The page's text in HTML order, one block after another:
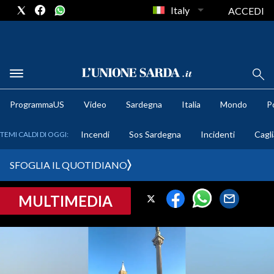
METEO
CRONACA SARDEGNA
Italy ACCEDI
ProgrammaUS Video Sardegna Italia Mondo
TEMI CALDI DI OGGI: Incendi Sos Sardegna Incidenti
SFOGLIA IL QUOTIDIANO
MULTIMEDIA